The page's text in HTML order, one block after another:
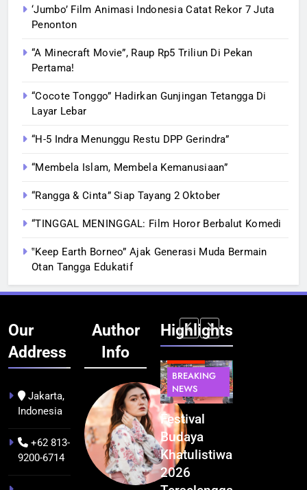
‘Jumbo’ Film Animasi Indonesia Catat Rekor 7 Juta
Penonton
“A Minecraft Movie”, Raup Rp5 Triliun Di Pekan
Pertama!
“Cocote Tonggo” Hadirkan Gunjingan Tetangga Di
Layar Lebar
“H-5 Indra Menunggu Restu DPP Gerindra”
“Membela Islam, Membela Kemanusiaan”
“Rangga & Cinta” Siap Tayang 2 Oktober
“TINGGAL MENINGGAL: Film Horor Berbalut Komedi
‟Keep Earth Borneo” Ajak Generasi Muda Bermain
Otan Tangga Edukatif
Our
Address
Jakarta,
Indonesia
+62 813-
9200-6714
Author
Info
Highlights
BERITA
NEWS
Kualitas
Pramuwisata
Dukung
Peningkatan
INFRASTRUKTUR
TEKNOLOGI
Indonesia
Resmi
Bangun AI
Factory
BREAKING
NEWS
Festival
Budaya
Khatulistiwa
2026